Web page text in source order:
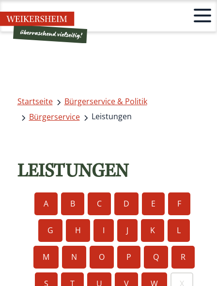
Startseite
Bürgerservice & Politik
Bürgerservice
Leistungen
LEISTUNGEN
A B C D E F
G H I J K L
M N O P Q R
S T U V W X